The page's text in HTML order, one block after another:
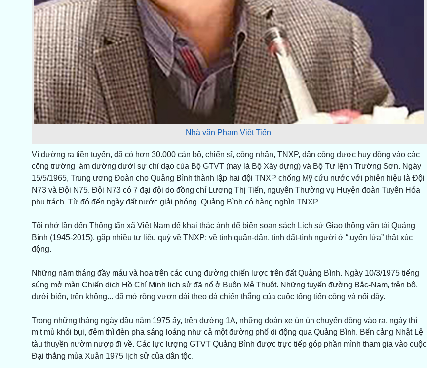
Nhà văn Phạm Việt Tiến.
Vì đường ra tiền tuyến, đã có hơn 30.000 cán bộ, chiến sĩ, công nhân, TNXP, dân công được huy động vào các
công trường làm đường dưới sự chỉ đạo của Bộ GTVT (nay là Bộ Xây dựng) và Bộ Tư lệnh Trường Sơn. Ngày
15/5/1965, Trung ương Đoàn cho Quảng Bình thành lập hai đội TNXP chống Mỹ cứu nước với phiên hiệu là Đội
N73 và Đội N75. Đội N73 có 7 đại đội do đồng chí Lương Thị Tiến, nguyên Thường vụ Huyện đoàn Tuyên Hóa
phụ trách. Từ đó đến ngày đất nước giải phóng, Quảng Bình có hàng nghìn TNXP.
Tôi nhớ lần đến Thông tấn xã Việt Nam để khai thác ảnh để biên soạn sách Lịch sử Giao thông vận tải Quảng
Bình (1945-2015), gặp nhiều tư liệu quý về TNXP; về tình quân-dân, tình đất-tình người ở “tuyến lửa” thật xúc
động.
Những năm tháng đầy máu và hoa trên các cung đường chiến lược trên đất Quảng Bình. Ngày 10/3/1975 tiếng
súng mở màn Chiến dịch Hồ Chí Minh lịch sử đã nổ ở Buôn Mê Thuột. Những tuyến đường Bắc-Nam, trên bộ,
dưới biển, trên không... đã mở rộng vươn dài theo đà chiến thắng của cuộc tổng tiến công và nổi dậy.
Trong những tháng ngày đầu năm 1975 ấy, trên đường 1A, những đoàn xe ùn ùn chuyển động vào ra, ngày thì
mịt mù khói bụi, đêm thì đèn pha sáng loáng như cả một đường phố di động qua Quảng Bình. Bến cảng Nhật Lệ
tàu thuyền nườm nượp đi về. Các lực lượng GTVT Quảng Bình được trực tiếp góp phần mình tham gia vào cuộc
Đại thắng mùa Xuân 1975 lịch sử của dân tộc.